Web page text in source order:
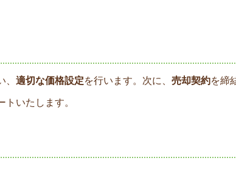
、 適切な価格設定を行います。次に、 売却契約を締
トいたします。